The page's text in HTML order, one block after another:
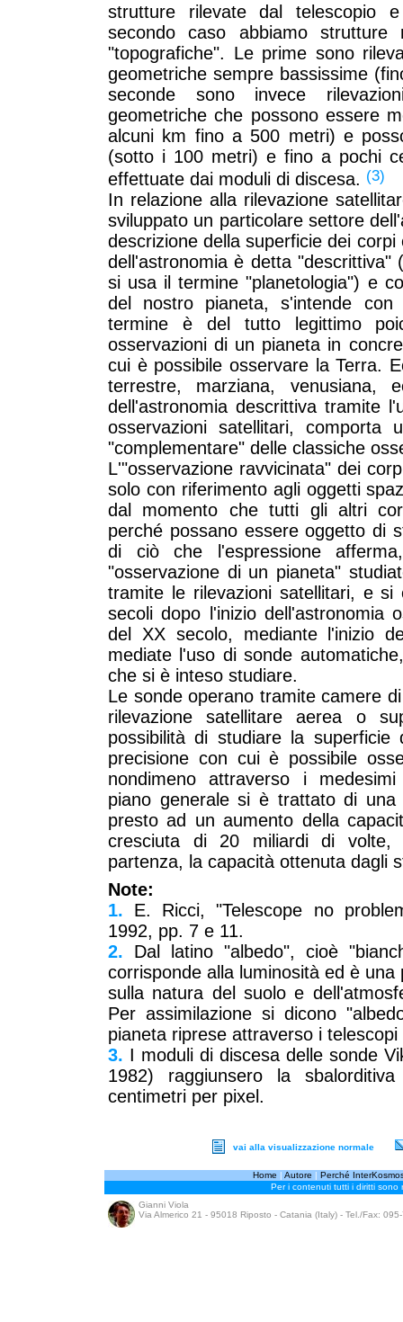
strutture rilevate dal telescopio
secondo caso abbiamo strutture
"topografiche". Le prime sono
geometriche sempre bassissime
seconde sono invece
geometriche che possono essere
alcuni km fino a 500 metri) e
(sotto i 100 metri) e fino a pochi
effettuate dai moduli di discesa. (3)
In relazione alla rilevazione
sviluppato un particolare settore
descrizione della superficie dei
dell'astronomia è detta "descrittiva"
si usa il termine "planetologia") e
del nostro pianeta, s'intende
termine è del tutto legittimo
osservazioni di un pianeta in
cui è possibile osservare la Terra.
terrestre, marziana,
dell'astronomia descrittiva tramite
osservazioni satellitari, comporta
"complementare" delle classiche
L'"osservazione ravvicinata" dei
solo con riferimento agli oggetti
dal momento che tutti gli altri
perché possano essere oggetto di
di ciò che l'espressione
"osservazione di un pianeta"
tramite le rilevazioni satellitari, e si
secoli dopo l'inizio dell'astronomia
del XX secolo, mediante l'inizio
mediate l'uso di sonde
che si è inteso studiare.
Le sonde operano tramite camere
rilevazione satellitare aerea o
possibilità di studiare la
precisione con cui è possibile
nondimeno attraverso i
piano generale si è trattato di
presto ad un aumento della
cresciuta di 20 miliardi di volte,
partenza, la capacità ottenuta dagli
Note:
1. E. Ricci, "Telescope no
1992, pp. 7 e 11.
2. Dal latino "albedo", cioè
corrisponde alla luminosità ed è
sulla natura del suolo e
Per assimilazione si dicono
pianeta riprese attraverso i
3. I moduli di discesa delle sonde
1982) raggiunsero la
centimetri per pixel.
vai alla visualizzazione normale
Home | Autore | Perché
Per i contenuti tutti i diritti sono
Gianni Viola
Via Almerico 21 - 95018 Riposto - Catania (Italy) - Tel./Fax: